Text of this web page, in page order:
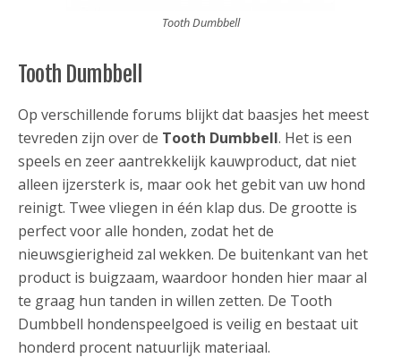
Tooth Dumbbell
Tooth Dumbbell
Op verschillende forums blijkt dat baasjes het meest
tevreden zijn over de Tooth Dumbbell. Het is een
speels en zeer aantrekkelijk kauwproduct, dat niet
alleen ijzersterk is, maar ook het gebit van uw hond
reinigt. Twee vliegen in één klap dus. De grootte is
perfect voor alle honden, zodat het de
nieuwsgierigheid zal wekken. De buitenkant van het
product is buigzaam, waardoor honden hier maar al
te graag hun tanden in willen zetten. De Tooth
Dumbbell hondenspeelgoed is veilig en bestaat uit
honderd procent natuurlijk materiaal.